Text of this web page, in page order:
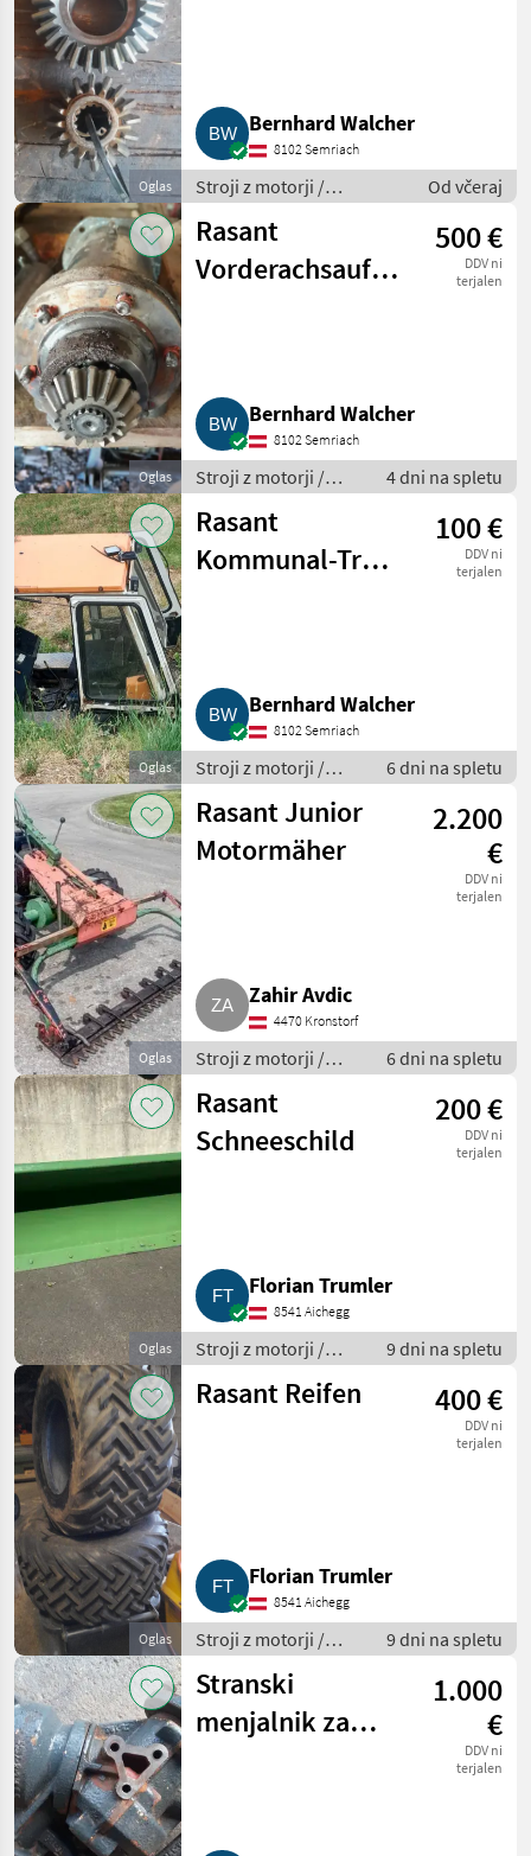
Oglas
Bernhard Walcher
8102 Semriach
Stroji z motorji /
Transporter in motorni
transporter
Od včeraj
Oglas
Rasant
Vorderachsaufhängung
500 €
DDV ni
terjalen
Bernhard Walcher
8102 Semriach
Stroji z motorji /
Transporter in
motorni transporter
4 dni na spletu
Oglas
Rasant
Kommunal-Trak
100 €
DDV ni
terjalen
Bernhard Walcher
8102 Semriach
Stroji z motorji /
Transporter in
motorni transporter
6 dni na spletu
Oglas
Rasant Junior
Motormäher
2.200
€
DDV ni
terjalen
Zahir Avdic
4470 Kronstorf
Stroji z motorji /
Motorna kosilnica/
prekopalnik
6 dni na spletu
Oglas
Rasant
Schneeschild
200 €
DDV ni
terjalen
Florian Trumler
8541 Aichegg
Stroji z motorji /
Dvoosni kosilnik
9 dni na spletu
Oglas
Rasant Reifen 400 €
DDV ni
terjalen
Florian Trumler
8541 Aichegg
Stroji z motorji /
Transporter in
motorni transporter
9 dni na spletu
Stranski
menjalnik za
1.000
€
DDV ni
terjalen